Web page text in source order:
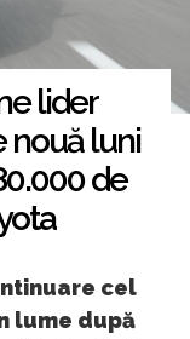
lider
nouă luni
de
cel
lume după